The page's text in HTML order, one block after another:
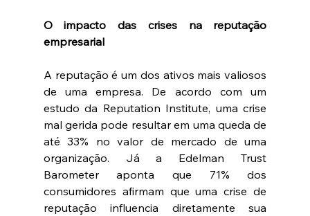
O impacto das crises na reputação
empresarial
A reputação é um dos ativos mais valiosos
de uma empresa. De acordo com um
estudo da Reputation Institute, uma crise
mal gerida pode resultar em uma queda de
até 33% no valor de mercado de uma
organização. Já a Edelman Trust
Barometer aponta que 71% dos
consumidores afirmam que uma crise de
reputação influencia diretamente sua